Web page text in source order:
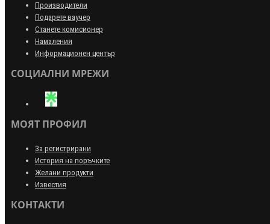
Производители
Подарете ваучер
Станете комисионер
Намаления
Информационен център
СОЦИАЛНИ МРЕЖИ
МОЯТ ПРОФИЛ
За регистрирани
История на поръчките
Желани продукти
Известия
КОНТАКТИ